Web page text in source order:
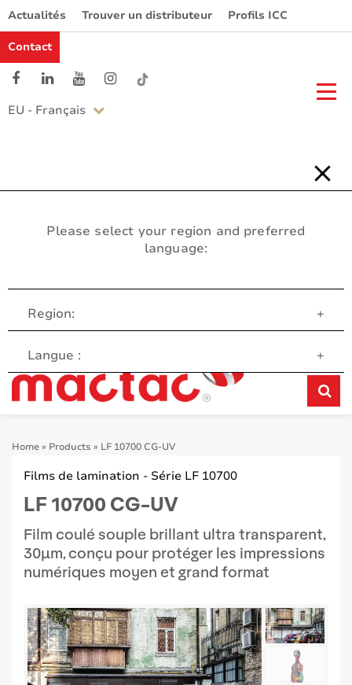
Actualités Trouver un distributeur Profils ICC
Contact
EU - Français
Please select your region and preferred
language:
Region: +
Langue : +
Service Client
Home» Products » LF 10700 CG-UV
Films de lamination - Série LF 10700
LF 10700 CG-UV
Film coulé souple brillant ultra transparent,
30μm, conçu pour protéger les impressions
numériques moyen et grand format